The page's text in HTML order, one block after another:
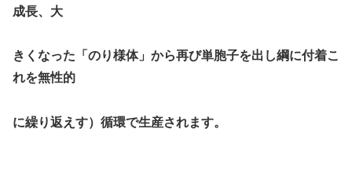
成長、大
きくなった「のり様体」から再び単胞子を出し綱に付着こ
れを無性的
に繰り返えす）循環で生産されます。